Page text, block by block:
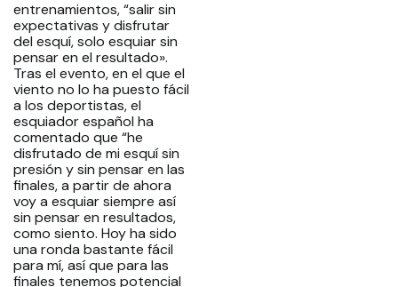
entrenamientos, “salir sin
expectativas y disfrutar
del esquí, solo esquiar sin
pensar en el resultado».
Tras el evento, en el que el
viento no lo ha puesto fácil
a los deportistas, el
esquiador español ha
comentado que “he
disfrutado de mi esquí sin
presión y sin pensar en las
finales, a partir de ahora
voy a esquiar siempre así
sin pensar en resultados,
como siento. Hoy ha sido
una ronda bastante fácil
para mí, así que para las
finales tenemos potencial